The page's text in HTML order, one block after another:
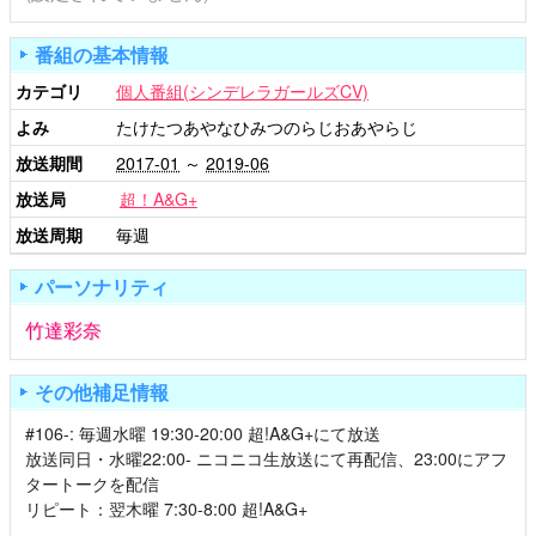
番組の基本情報
カテゴリ
個人番組(シンデレラガールズCV)
よみ
たけたつあやなひみつのらじおあやらじ
放送期間
2017-01 ～ 2019-06
放送局
超！A&G+
放送周期
毎週
パーソナリティ
竹達彩奈
その他補足情報
#106-: 毎週水曜 19:30-20:00 超!A&G+にて放送
放送同日・水曜22:00- ニコニコ生放送にて再配信、23:00にアフ
タートークを配信
リピート：翌木曜 7:30-8:00 超!A&G+